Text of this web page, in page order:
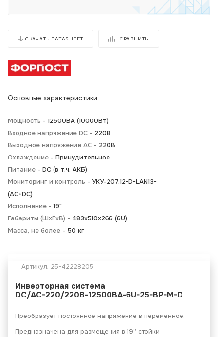
СКАЧАТЬ DATASHEET СРАВНИТЬ
Основные характеристики
Мощность - 12500BA (10000Вт)
Входное напряжение DC - 220В
Выходное напряжение AC - 220В
Охлаждение - Принудительное
Питание - DC (в т.ч. АКБ)
Мониторинг и контроль - УКУ-207.12-D-LAN13-
(AC+DC)
Исполнение - 19"
Габариты (ШхГхВ) - 483х510х266 (6U)
Масса, не более - 50 кг
Артикул: 25-42228205
Инверторная система
DC/AC-220/220В-12500ВА-6U-25-BP-M-D
Преобразует постоянное напряжение в переменное.
Предназначена для размещения в 19’’ стойки